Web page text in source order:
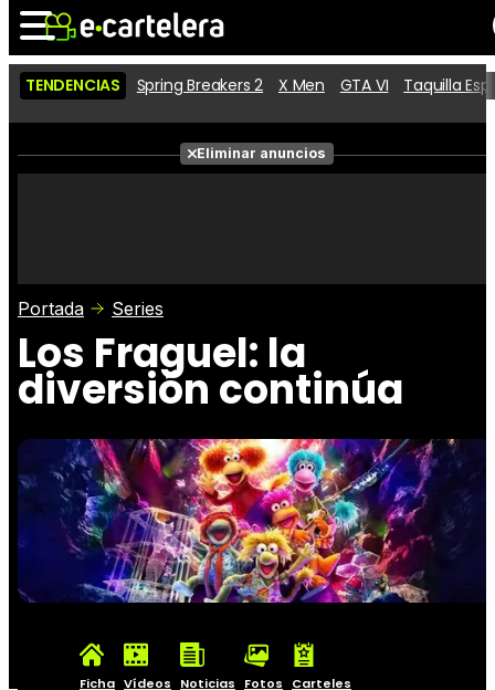
Noticias Cartelera
Películas
Críticas
TENDENCIAS Spring Breakers 2 X Men GTA VI Taquilla
Eliminar anuncios
Portada Series
Los Fraguel: la
diversión continúa
Ficha Vídeos Noticias Fotos Carteles